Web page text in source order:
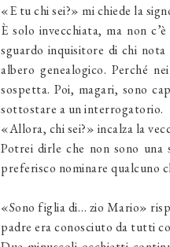
«E tu chi sei?» mi chiede la
È solo invecchiata, ma non
sguardo inquisitore di chi
albero genealogico. Perché
sospetta. Poi, magari, sono
sottostare a un interrogatorio.
«Allora, chi sei?» incalza la
Potrei dirle che non sono
preferisco nominare qualcuno
«Sono figlia di… zio Mario»
padre era conosciuto da tutti